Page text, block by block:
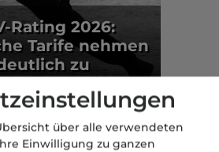
Rating 2026:
Tarife nehmen
zu
dvb-Redaktion
über alle verwendeten
Einwilligung zu ganzen